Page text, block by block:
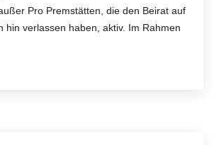
Pro Premstätten, die den Beirat auf
hin verlassen haben, aktiv. Im Rahmen